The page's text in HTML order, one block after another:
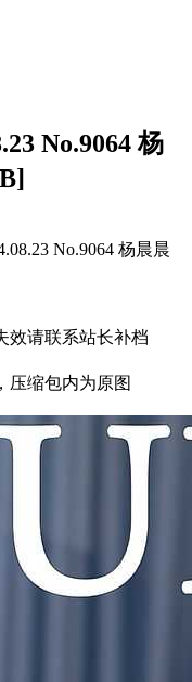
No.9064 杨
No.9064 杨晨晨
效请联系站长补档
压缩包内为原图